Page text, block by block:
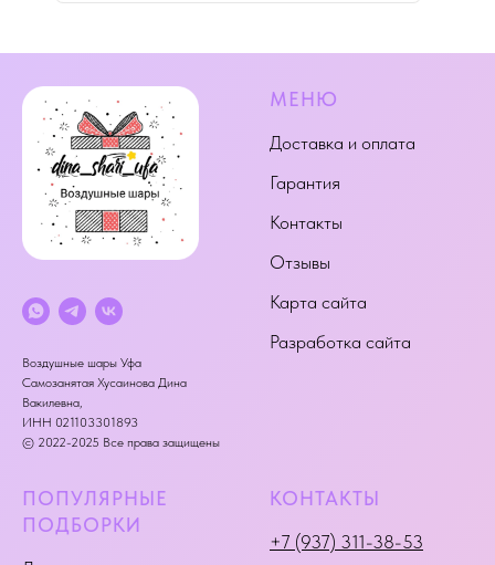
Воздушные шары Уфа
Самозанятая Хусаинова Дина
Вакилевна,
ИНН 021103301893
© 2022-2025 Все права защищены
МЕНЮ
Доставка и оплата
Гарантия
Контакты
Отзывы
Карта сайта
Разработка сайта
ПОПУЛЯРНЫЕ
ПОДБОРКИ
КОНТАКТЫ
+7 (937) 311-38-53